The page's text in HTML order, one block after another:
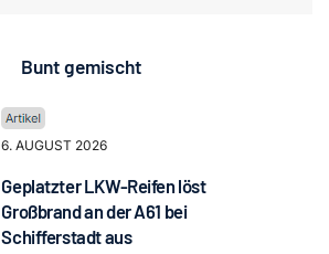
Bunt gemischt
6. AUGUST 2026
Geplatzter LKW-Reifen löst
Großbrand an der A61 bei
Schifferstadt aus